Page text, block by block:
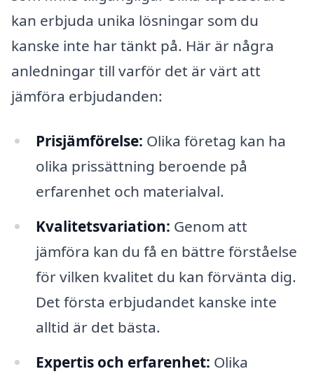
kan erbjuda unika lösningar som du
kanske inte har tänkt på. Här är några
anledningar till varför det är värt att
jämföra erbjudanden:
Prisjämförelse: Olika företag kan ha
olika prissättning beroende på
erfarenhet och materialval.
Kvalitetsvariation: Genom att
jämföra kan du få en bättre förståelse
för vilken kvalitet du kan förvänta dig.
Det första erbjudandet kanske inte
alltid är det bästa.
Expertis och erfarenhet: Olika